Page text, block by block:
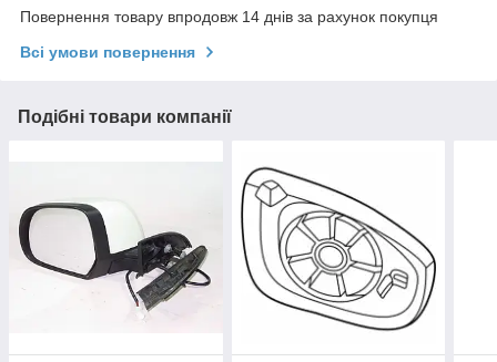
Повернення товару впродовж 14 днів за рахунок покупця
Всі умови повернення
Подібні товари компанії